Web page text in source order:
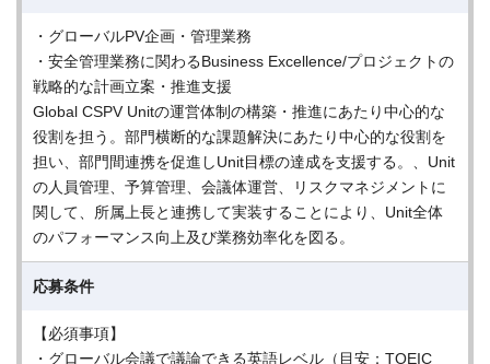
・グローバルPV企画・管理業務
・安全管理業務に関わるBusiness Excellence/プロジェクトの
戦略的な計画立案・推進支援
Global CSPV Unitの運営体制の構築・推進にあたり中心的な
役割を担う。部門横断的な課題解決にあたり中心的な役割を
担い、部門間連携を促進しUnit目標の達成を支援する。、Unit
の人員管理、予算管理、会議体運営、リスクマネジメントに
関して、所属上長と連携して実装することにより、Unit全体
のパフォーマンス向上及び業務効率化を図る。
応募条件
【必須事項】
・グローバル会議で議論できる英語レベル（目安：TOEIC